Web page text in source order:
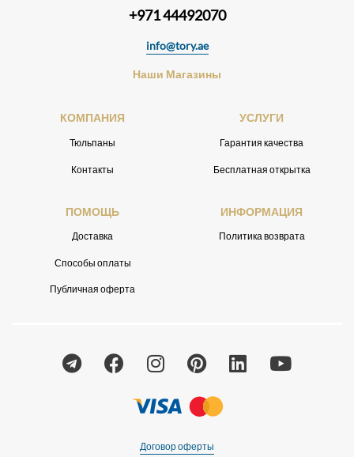
+971 44492070
info@tory.ae
Наши Магазины
КОМПАНИЯ
Тюльпаны
Контакты
УСЛУГИ
Гарантия качества
Бесплатная открытка
ПОМОЩЬ
Доставка
Способы оплаты
Публичная оферта
ИНФОРМАЦИЯ
Политика возврата
Договор оферты